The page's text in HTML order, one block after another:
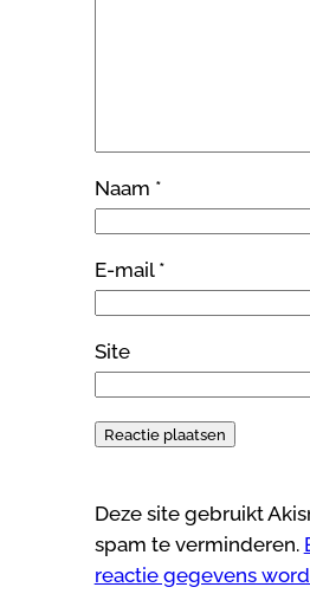
Naam *
E-mail *
Site
Deze site gebruikt
spam te verminderen.
reactie gegevens